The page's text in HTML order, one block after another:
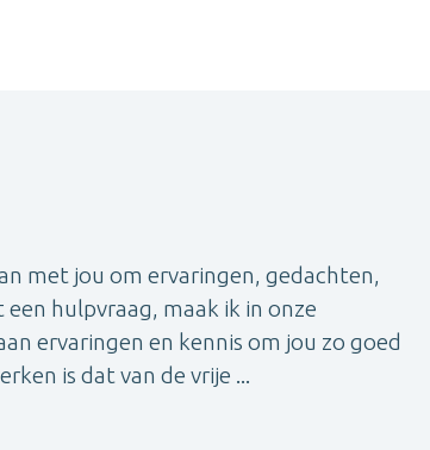
met jou om ervaringen, gedachten,
hulpvraag, maak ik in onze
ervaringen en kennis om jou zo goed
is dat van de vrije ...